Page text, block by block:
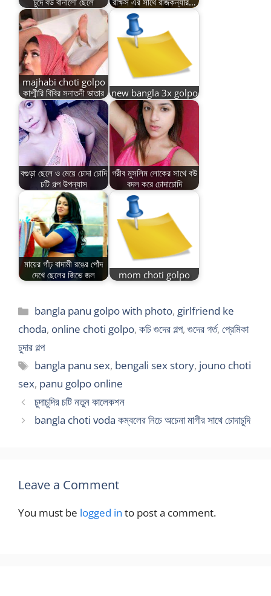
majhabi choti golpo
কাশ্মীরি বিবির সনাতনী ভাতার
new bangla 3x golpo
বগুড়া ছেলে ও মেয়ে চোদা চোদি
চটি গল্প উপন্যাস
গরীব মুসলিম লোকের সাথে বউ
বদল করে চোদাচোদি
মায়ের গাঁঢ় বাদামী রঙের পোঁদ
দেখে ছেলের জিভে জল
mom choti golpo
Categories
bangla panu golpo with photo, girlfriend ke
choda, online choti golpo, কচি গুদের গল্প, গুদের গর্ত, প্রেমিকা
চুদার গল্প
Tags
bangla panu sex, bengali sex story, jouno choti
sex, panu golpo online
চুদাচুদির চটি নতুন কালেকশন
bangla choti voda কম্বলের নিচে অচেনা মাগীর সাথে চোদাচুদি
Leave a Comment
You must be logged in to post a comment.